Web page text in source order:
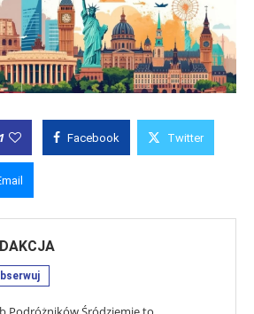
1 Facebook Twitter